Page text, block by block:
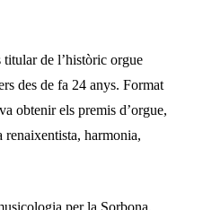
titular de l’històric orgue
des de fa 24 anys. Format
obtenir els premis d’orgue,
harmonia,
per la Sorbona.